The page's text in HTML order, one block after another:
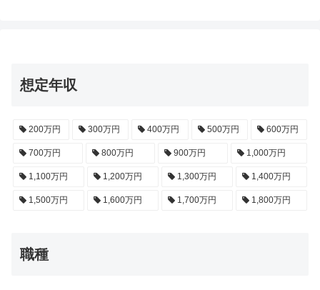
想定年収
200万円 300万円 400万円 500万円 600万円
700万円 800万円 900万円 1,000万円
1,100万円 1,200万円 1,300万円 1,400万円
1,500万円 1,600万円 1,700万円 1,800万円
職種